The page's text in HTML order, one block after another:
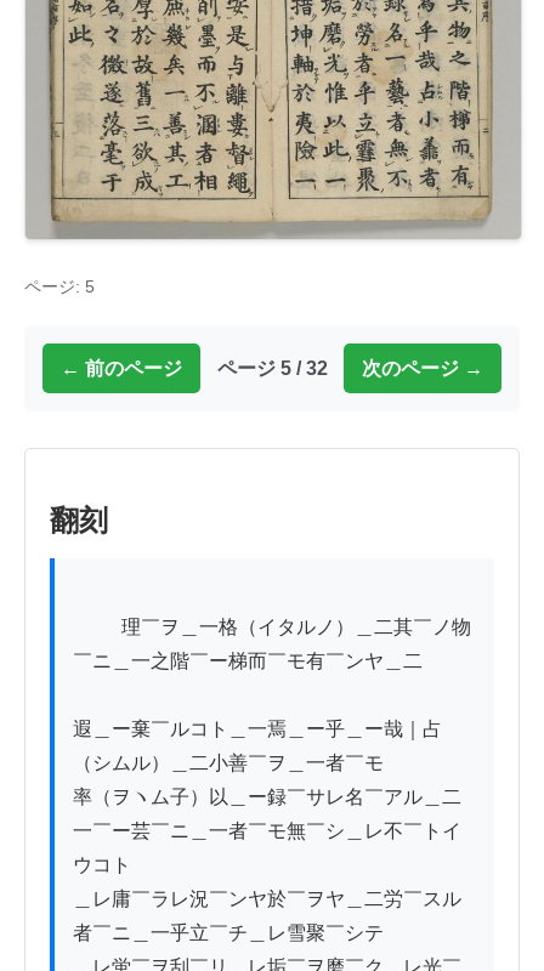
ページ: 5
← 前のページ ページ 5 / 32 次のページ →
翻刻
￣ニ＿一之階￣ー梯而￣モ有￣ンヤ＿二
遐＿ー棄￣ルコト＿一焉＿ー乎＿ー哉｜占
（シムル）＿二小善￣ヲ＿一者￣モ
率（ヲヽム子）以＿ー録￣サレ名￣アル＿二
一￣ー芸￣ニ＿一者￣モ無￣シ＿レ不￣トイ
ウコト
＿レ庸￣ラレ況￣ンヤ於￣ヲヤ＿二労￣スル
者￣ニ＿一乎立￣チ＿レ雪聚￣シテ